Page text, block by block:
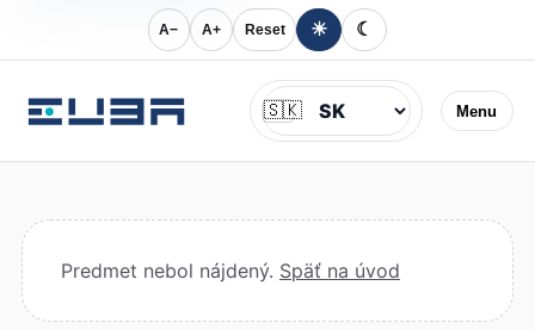
A− A+ Reset ☀ ☾
Menu
Jazyk
🇸🇰
Predmet nebol nájdený. Späť na úvod